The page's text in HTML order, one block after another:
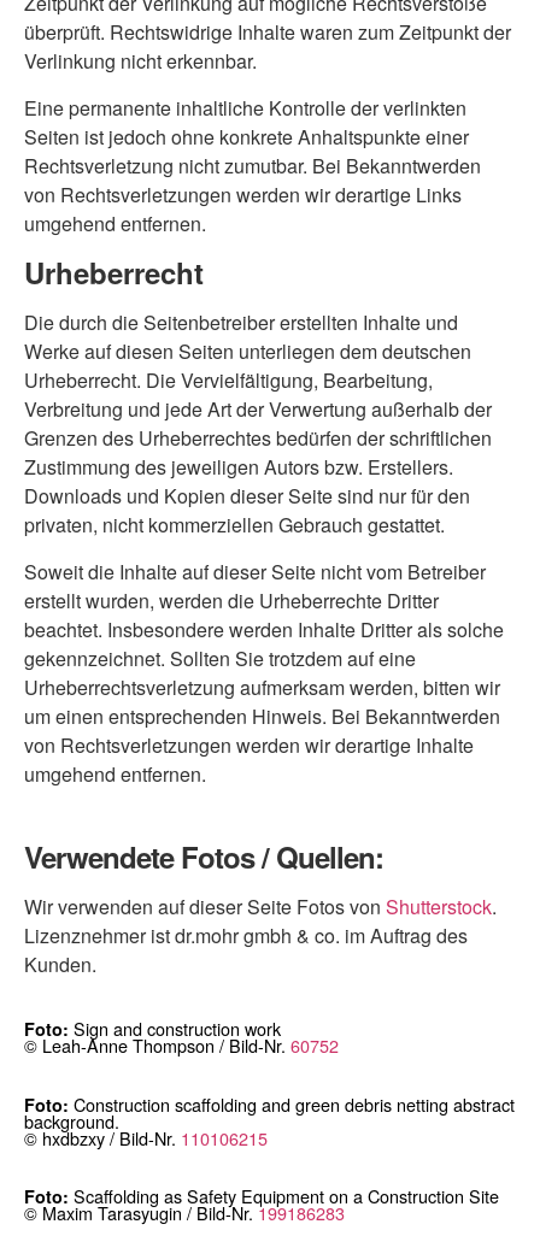
überprüft. Rechtswidrige Inhalte waren zum Zeitpunkt der
Verlinkung nicht erkennbar.
Eine permanente inhaltliche Kontrolle der verlinkten
Seiten ist jedoch ohne konkrete Anhaltspunkte einer
Rechtsverletzung nicht zumutbar. Bei Bekanntwerden
von Rechtsverletzungen werden wir derartige Links
umgehend entfernen.
Urheberrecht
Die durch die Seitenbetreiber erstellten Inhalte und
Werke auf diesen Seiten unterliegen dem deutschen
Urheberrecht. Die Vervielfältigung, Bearbeitung,
Verbreitung und jede Art der Verwertung außerhalb der
Grenzen des Urheberrechtes bedürfen der schriftlichen
Zustimmung des jeweiligen Autors bzw. Erstellers.
Downloads und Kopien dieser Seite sind nur für den
privaten, nicht kommerziellen Gebrauch gestattet.
Soweit die Inhalte auf dieser Seite nicht vom Betreiber
erstellt wurden, werden die Urheberrechte Dritter
beachtet. Insbesondere werden Inhalte Dritter als solche
gekennzeichnet. Sollten Sie trotzdem auf eine
Urheberrechtsverletzung aufmerksam werden, bitten wir
um einen entsprechenden Hinweis. Bei Bekanntwerden
von Rechtsverletzungen werden wir derartige Inhalte
umgehend entfernen.
Verwendete Fotos / Quellen:
Wir verwenden auf dieser Seite Fotos von Shutterstock.
Lizenznehmer ist dr.mohr gmbh & co. im Auftrag des
Kunden.
Foto: Sign and construction work
© Leah-Anne Thompson / Bild-Nr. 60752
Foto: Construction scaffolding and green debris netting abstract
background.
© hxdbzxy / Bild-Nr. 110106215
Foto: Scaffolding as Safety Equipment on a Construction Site
© Maxim Tarasyugin / Bild-Nr. 199186283